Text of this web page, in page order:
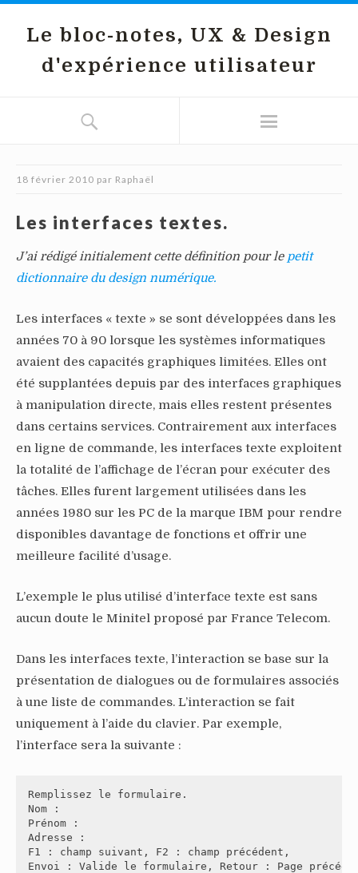
Le bloc-notes, UX & Design
d'expérience utilisateur
18 février 2010 par Raphaël
Les interfaces textes.
J’ai rédigé initialement cette définition pour le petit
dictionnaire du design numérique.
Les interfaces « texte » se sont développées dans les
années 70 à 90 lorsque les systèmes informatiques
avaient des capacités graphiques limitées. Elles ont
été supplantées depuis par des interfaces graphiques
à manipulation directe, mais elles restent présentes
dans certains services. Contrairement aux interfaces
en ligne de commande, les interfaces texte exploitent
la totalité de l’affichage de l’écran pour exécuter des
tâches. Elles furent largement utilisées dans les
années 1980 sur les PC de la marque IBM pour rendre
disponibles davantage de fonctions et offrir une
meilleure facilité d’usage.
L’exemple le plus utilisé d’interface texte est sans
aucun doute le Minitel proposé par France Telecom.
Dans les interfaces texte, l’interaction se base sur la
présentation de dialogues ou de formulaires associés
à une liste de commandes. L’interaction se fait
uniquement à l’aide du clavier. Par exemple,
l’interface sera la suivante :
Remplissez le formulaire.
Nom :
Prénom :
Adresse :
F1 : champ suivant, F2 : champ précédent,
Envoi : Valide le formulaire, Retour : Page